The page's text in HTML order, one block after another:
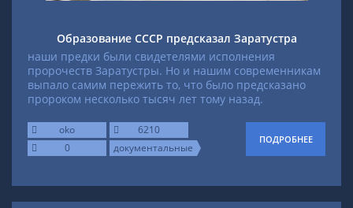
Образование СССР предсказал Заратустра
наши предки были свидетелями исполнения
пророчеств Заратустры. Но и нашим современникам
выпало самим пережить то, что было предсказано
пророком несколько тысяч лет тому назад.
oko
6210
0
документальные
ПОДРОБНЕЕ